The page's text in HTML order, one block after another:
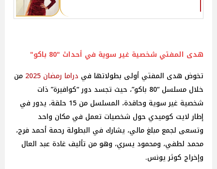
هدى المفتي شخصية غير سوية في أحداث "80 باكو"
تخوض هدى المفتي أولى بطولاتها في دراما رمضان 2025
من
خلال مسلسل “80 باكو”، حيث تجسد دور “كوافيرة” ذات
شخصية غير سوية وحاقدة، المسلسل من 15 حلقة، يدور في
إطار لايت كوميدي حول شخصيات تعمل في مكان واحد
وتسعى لجمع مبلغ مالي، يشارك في البطولة رحمة أحمد فرج،
محمد لطفي، ومحمود يسري، وهو من تأليف غادة عبد العال
وإخراج كوثر يونس.